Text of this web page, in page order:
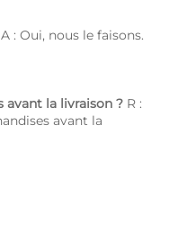
A : Oui, nous le faisons.
avant la livraison ? R :
avant la